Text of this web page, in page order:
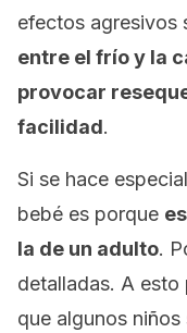
efectos agresivos
entre el frío y la
provocar
facilidad.
Si se hace
bebé es porque
la de un adulto.
detalladas. A esto
que algunos